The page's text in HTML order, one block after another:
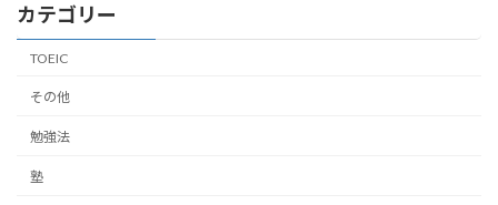
カテゴリー
TOEIC
その他
勉強法
塾